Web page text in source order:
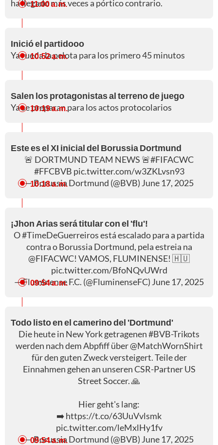
ha llegado más veces a pórtico contrario.
11:00 a. m.
Inició el partidooo
Ya rueda la pelota para los primero 45 minutos
10:52 a. m.
Salen los protagonistas al terreno de juego
Ya se preparan para los actos protocolarios
10:19 a. m.
Este es el XI inicial del Borussia Dortmund
🚨 DORTMUND TEAM NEWS 🚨#FIFACWC
#FFCBVB pic.twitter.com/w3ZKLvsn93
— Borussia Dortmund (@BVB) June 17, 2025
10:18 a. m.
¡Jhon Arias será titular con el 'flu'!
O#TimeDeGuerreirosestá escalado para a partida
contra o Borussia Dortmund, pela estreia na
@FIFACWC! VAMOS, FLUMINENSE! 🇭🇺
pic.twitter.com/BfoNQvUWrd
— Fluminense F.C. (@FluminenseFC) June 17, 2025
09:54 a. m.
Todo listo en el camerino del 'Dortmund'
Die heute in New York getragenen#BVB-Trikots
werden nach dem Abpfiff über@MatchWornShirt
für den guten Zweck versteigert. Teile der
Einnahmen gehen an unseren CSR-Partner US
Street Soccer. 🙏
Hier geht's lang:
➡️https://t.co/63UuVvlsmk
pic.twitter.com/leMxlHy1fv
— Borussia Dortmund (@BVB) June 17, 2025
09:54 a. m.